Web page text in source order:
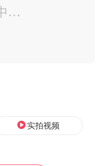
实拍视频